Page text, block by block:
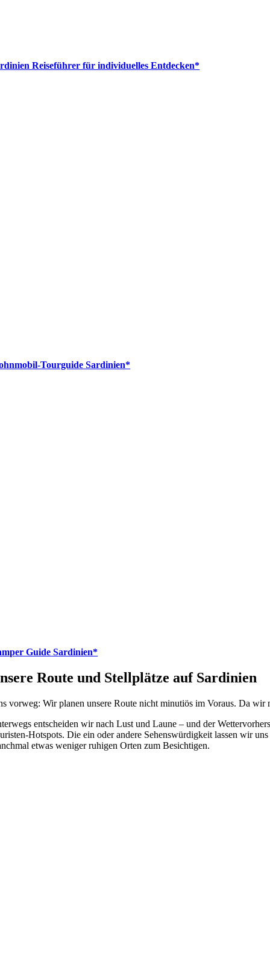
Reiseführer für individuelles Entdecken*
Tourguide Sardinien*
Guide Sardinien*
Route und Stellplätze auf Sardinien
vorweg: Wir planen unsere Route nicht minutiös im Voraus. Da wir
entscheiden wir nach Lust und Laune – und der
Hotspots. Die ein oder andere Sehenswürdigkeit lassen wir
etwas weniger ruhigen Orten zum Besichtigen.